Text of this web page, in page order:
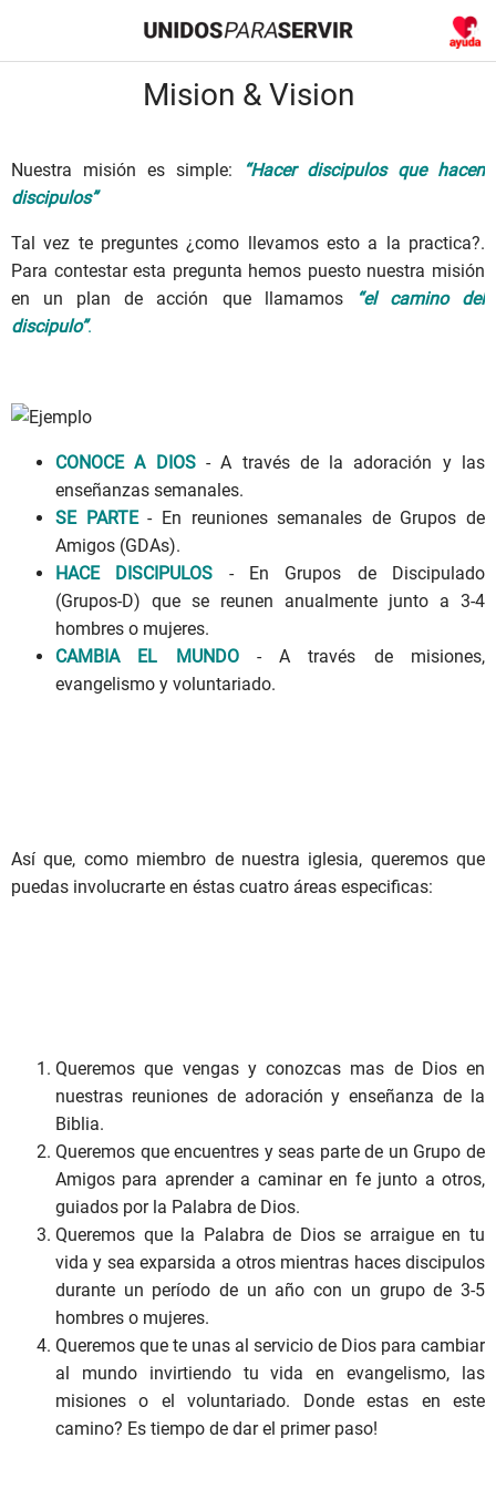
Mision & Vision
Nuestra misión es simple:
“Hacer discipulos que hacen
discipulos”
Tal vez te preguntes ¿como llevamos esto a la practica?.
Para contestar esta pregunta hemos puesto nuestra misión
en un plan de acción que llamamos
“el camino del
discipulo”.
CONOCE A DIOS- A través de la adoración y las
enseñanzas semanales.
SE PARTE- En reuniones semanales de Grupos de
Amigos (GDAs).
HACE DISCIPULOS - En Grupos de Discipulado
(Grupos-D) que se reunen anualmente junto a 3-4
hombres o mujeres.
CAMBIA EL MUNDO- A través de misiones,
evangelismo y voluntariado.
Así que, como miembro de nuestra iglesia, queremos que
puedas involucrarte en éstas cuatro áreas especificas:
Queremos que vengas y conozcas mas de Dios en
nuestras reuniones de adoración y enseñanza de la
Biblia.
Queremos que encuentres y seas parte de un Grupo de
Amigos para aprender a caminar en fe junto a otros,
guiados por la Palabra de Dios.
Queremos que la Palabra de Dios se arraigue en tu
vida y sea exparsida a otros mientras haces discipulos
durante un período de un año con un grupo de 3-5
hombres o mujeres.
Queremos que te unas al servicio de Dios para cambiar
al mundo invirtiendo tu vida en evangelismo, las
misiones o el voluntariado. Donde estas en este
camino? Es tiempo de dar el primer paso!